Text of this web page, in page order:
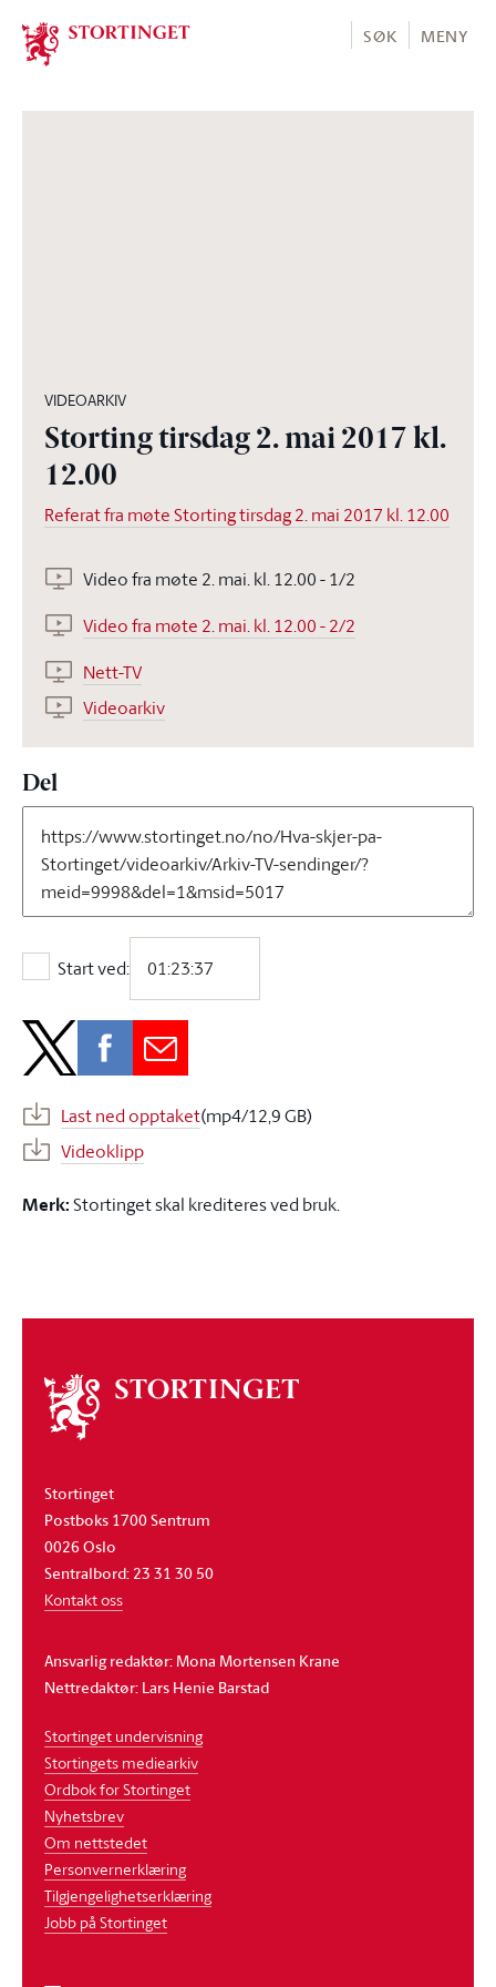
Stortinget.no
SØK MENY
VIDEOARKIV
Storting tirsdag 2. mai 2017 kl.
12.00
Referat fra møte Storting tirsdag 2. mai 2017 kl. 12.00
Video fra møte 2. mai. kl. 12.00 - 1/2
Video fra møte 2. mai. kl. 12.00 - 2/2
Nett-TV
Videoarkiv
Del
Start ved:
Start ved:
Last ned opptaket(mp4/12,9 GB)
Videoklipp
Merk:Stortinget skal krediteres ved bruk.
Om
stortinget
Stortinget
Postboks 1700 Sentrum
0026 Oslo
Sentralbord: 23 31 30 50
Kontakt oss
Ansvarlig redaktør: Mona Mortensen Krane
Nettredaktør: Lars Henie Barstad
Stortinget undervisning
Stortingets mediearkiv
Ordbok for Stortinget
Nyhetsbrev
Om nettstedet
Personvernerklæring
Tilgjengelighetserklæring
Jobb på Stortinget